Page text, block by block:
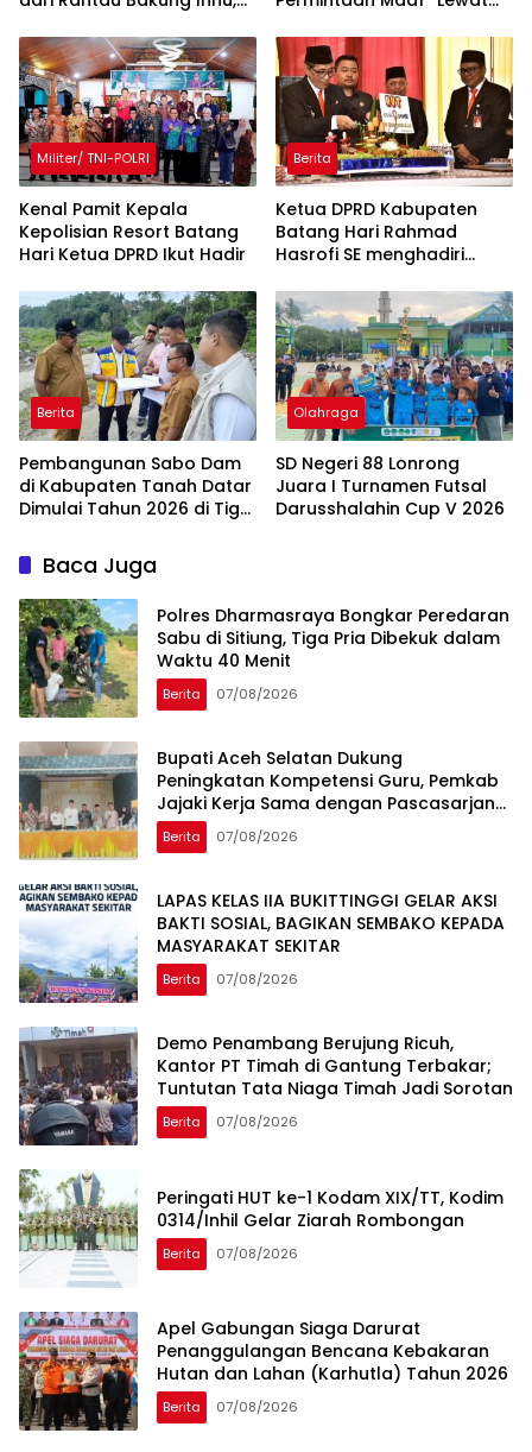
Militer/ TNI-POLRI
Kenal Pamit Kepala
Kepolisian Resort Batang
Hari ‎Ketua DPRD Ikut Hadir
Berita
Ketua DPRD Kabupaten
Batang Hari Rahmad
Hasrofi SE menghadiri
Bank Jambi
Berita
Pembangunan Sabo Dam
di Kabupaten Tanah Datar
Dimulai Tahun 2026 di Tiga
Olahraga
SD Negeri 88 Lonrong
Juara I Turnamen Futsal
Darusshalahin Cup V 2026
Baca Juga
Polres Dharmasraya Bongkar Peredaran
Sabu di Sitiung, Tiga Pria Dibekuk dalam
Waktu 40 Menit
Berita 07/08/2026
Bupati Aceh Selatan Dukung
Peningkatan Kompetensi Guru, Pemkab
Jajaki Kerja Sama dengan Pascasarjana
USK
Berita 07/08/2026
LAPAS KELAS IIA BUKITTINGGI GELAR AKSI
BAKTI SOSIAL, BAGIKAN SEMBAKO KEPADA
MASYARAKAT SEKITAR
Berita 07/08/2026
Demo Penambang Berujung Ricuh,
Kantor PT Timah di Gantung Terbakar;
Tuntutan Tata Niaga Timah Jadi Sorotan
Berita 07/08/2026
Peringati HUT ke-1 Kodam XIX/TT, Kodim
0314/Inhil Gelar Ziarah Rombongan
Berita 07/08/2026
Apel Gabungan Siaga Darurat
Penanggulangan Bencana Kebakaran
Hutan dan Lahan (Karhutla) Tahun 2026
Berita 07/08/2026